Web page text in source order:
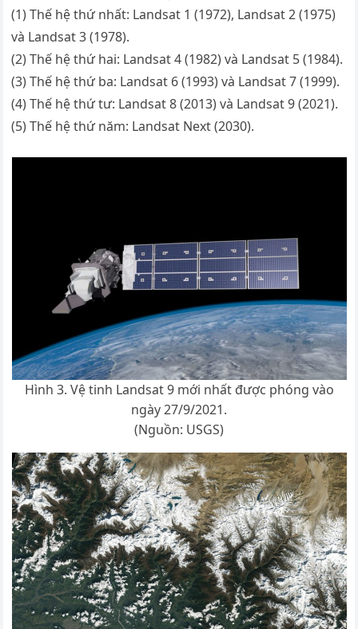
(1) Thế hệ thứ nhất: Landsat 1 (1972), Landsat 2 (1975)
và Landsat 3 (1978).
(2) Thế hệ thứ hai: Landsat 4 (1982) và Landsat 5 (1984).
(3) Thế hệ thứ ba: Landsat 6 (1993) và Landsat 7 (1999).
(4) Thế hệ thứ tư: Landsat 8 (2013) và Landsat 9 (2021).
(5) Thế hệ thứ năm: Landsat Next (2030).
Hình 3. Vệ tinh Landsat 9 mới nhất được phóng vào
ngày 27/9/2021.
(Nguồn: USGS)